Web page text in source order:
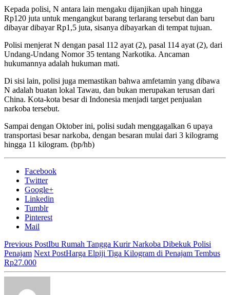
Kepada polisi, N antara lain mengaku dijanjikan upah hingga
Rp120 juta untuk mengangkut barang terlarang tersebut dan baru
dibayar dibayar Rp1,5 juta, sisanya dibayarkan di tempat tujuan.
Polisi menjerat N dengan pasal 112 ayat (2), pasal 114 ayat (2), dari
Undang-Undang Nomor 35 tentang Narkotika. Ancaman
hukumannya adalah hukuman mati.
Di sisi lain, polisi juga memastikan bahwa amfetamin yang dibawa
N adalah buatan lokal Tawau, dan bukan merupakan terusan dari
China. Kota-kota besar di Indonesia menjadi target penjualan
narkoba tersebut.
Sampai dengan Oktober ini, polisi sudah menggagalkan 6 upaya
transportasi besar narkoba, dengan besaran mulai dari 3 kilogramg
hingga 11 kilogram. (bp/hb)
Facebook
Twitter
Google+
Linkedin
Tumblr
Pinterest
Mail
Previous PostIbu Rumah Tangga Kurir Narkoba Dibekuk Polisi
Penajam Next PostHarga Elpiji Tiga Kilogram di Penajam Tembus
Rp27.000